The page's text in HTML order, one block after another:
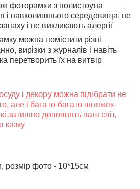
фоторамки з полистоуна
і навколишнього середовища, не
і не викликають алергії
можна помістити різні
вирізки з журналів і навіть
перетворить їх на витвір
і декору можна підібрати не
але і багато-багато шняжек-
затишно доповнять ваш світ,
казку
розмір фото - 10*15см